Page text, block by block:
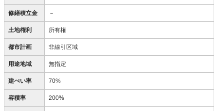
修繕積立金 －
土地権利 所有権
都市計画 非線引区域
用途地域 無指定
建ぺい率 70%
容積率 200%